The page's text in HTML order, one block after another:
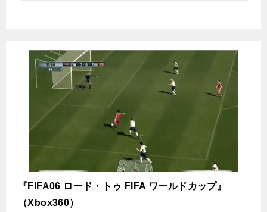
『FIFA06 ロード・トゥ FIFA ワールドカップ』
（Xbox360）